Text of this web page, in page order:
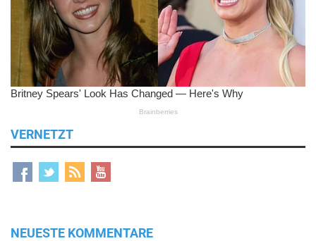
VERNETZT
NEUESTE KOMMENTARE